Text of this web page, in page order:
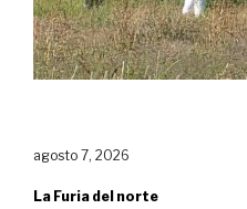
agosto 7, 2026
La Furia del norte